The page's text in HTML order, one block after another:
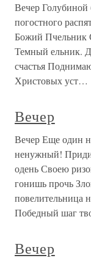
Вечер Голубиной
погостного
Божий Пчельник
Темный ельник.
счастья
Христовых уст…
Вечер
Вечер Еще один
ненужный!
одень Своею
гонишь прочь
повелительница
Победный шаг
Вечер